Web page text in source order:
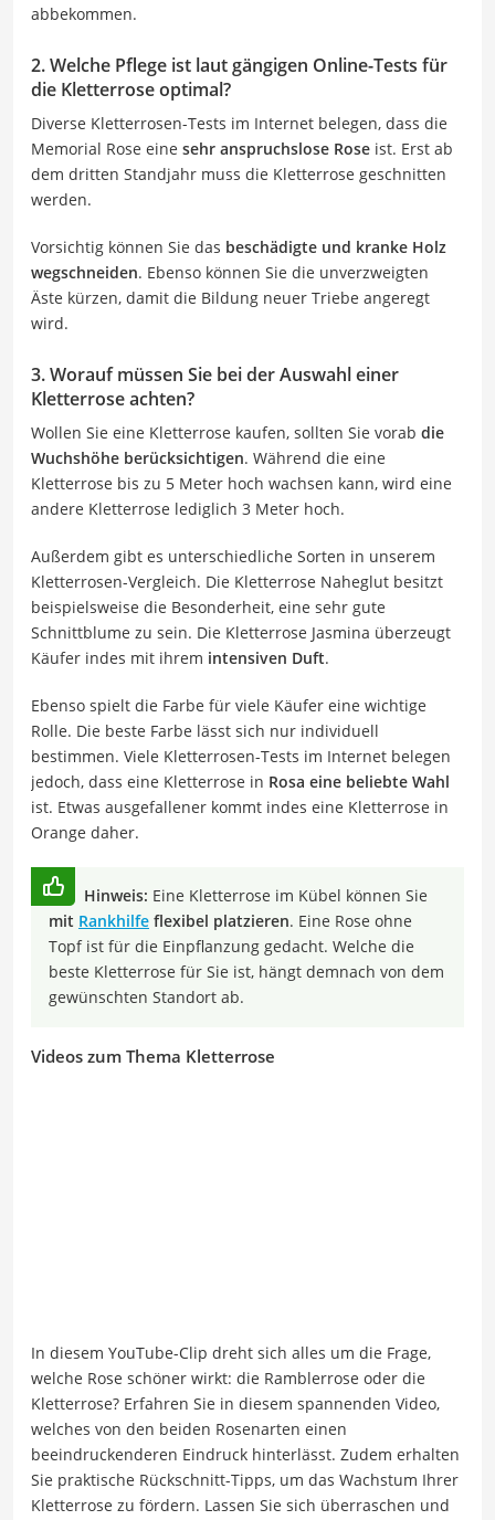
abbekommen.
2. Welche Pflege ist laut gängigen Online-Tests für
die Kletterrose optimal?
Diverse Kletterrosen-Tests im Internet belegen, dass die
Memorial Rose eine sehr anspruchslose Rose ist. Erst ab
dem dritten Standjahr muss die Kletterrose geschnitten
werden.
Vorsichtig können Sie das beschädigte und kranke Holz
wegschneiden. Ebenso können Sie die unverzweigten
Äste kürzen, damit die Bildung neuer Triebe angeregt
wird.
3. Worauf müssen Sie bei der Auswahl einer
Kletterrose achten?
Wollen Sie eine Kletterrose kaufen, sollten Sie vorab die
Wuchshöhe berücksichtigen. Während die eine
Kletterrose bis zu 5 Meter hoch wachsen kann, wird eine
andere Kletterrose lediglich 3 Meter hoch.
Außerdem gibt es unterschiedliche Sorten in unserem
Kletterrosen-Vergleich. Die Kletterrose Naheglut besitzt
beispielsweise die Besonderheit, eine sehr gute
Schnittblume zu sein. Die Kletterrose Jasmina überzeugt
Käufer indes mit ihrem intensiven Duft.
Ebenso spielt die Farbe für viele Käufer eine wichtige
Rolle. Die beste Farbe lässt sich nur individuell
bestimmen. Viele Kletterrosen-Tests im Internet belegen
jedoch, dass eine Kletterrose in Rosa eine beliebte Wahl
ist. Etwas ausgefallener kommt indes eine Kletterrose in
Orange daher.
Hinweis: Eine Kletterrose im Kübel können Sie
mit Rankhilfe flexibel platzieren. Eine Rose ohne
Topf ist für die Einpflanzung gedacht. Welche die
beste Kletterrose für Sie ist, hängt demnach von dem
gewünschten Standort ab.
Videos zum Thema Kletterrose
In diesem YouTube-Clip dreht sich alles um die Frage,
welche Rose schöner wirkt: die Ramblerrose oder die
Kletterrose? Erfahren Sie in diesem spannenden Video,
welches von den beiden Rosenarten einen
beeindruckenderen Eindruck hinterlässt. Zudem erhalten
Sie praktische Rückschnitt-Tipps, um das Wachstum Ihrer
Kletterrose zu fördern. Lassen Sie sich überraschen und